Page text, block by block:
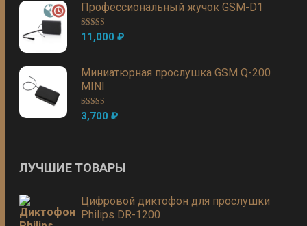
Профессиональный жучок GSM-D1
Оценка5.00
из 5
11,000₽
Миниатюрная прослушка GSM Q-200
MINI
Оценка 5.00
из 5
3,700₽
ЛУЧШИЕ ТОВАРЫ
Цифровой диктофон для прослушки
Philips DR-1200